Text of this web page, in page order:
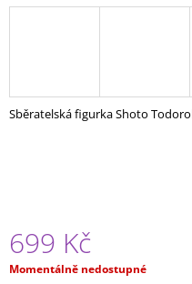
Sběratelská figurka Shoto
699 Kč
Měrná
Momentálně nedostupné
R
U
JUJUTSU
KAISEN